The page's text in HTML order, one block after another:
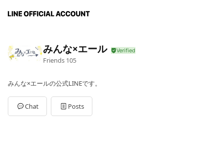
みんな×エール
Friends 105
みんな×エールの公式LINEです。
Chat Posts